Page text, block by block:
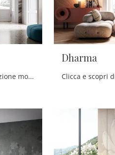
Vuoi impreziosire un'ambientazione moderna? Scopri la Carta da parati vinilica di Instabilelab: il modello Ulisse ti attende!
Dharma